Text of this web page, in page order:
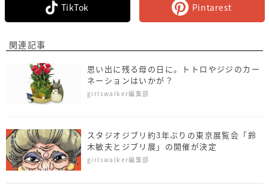
TikTok Pintarest
関連記事
思い出に残る母の日に。トトロやジジのカー
ネーションはいかが？
girlswalker編集部
スタジオジブリ約3年ぶりの東京展覧会「鈴
木敏夫とジブリ展」の開催が決定
girlswalker編集部